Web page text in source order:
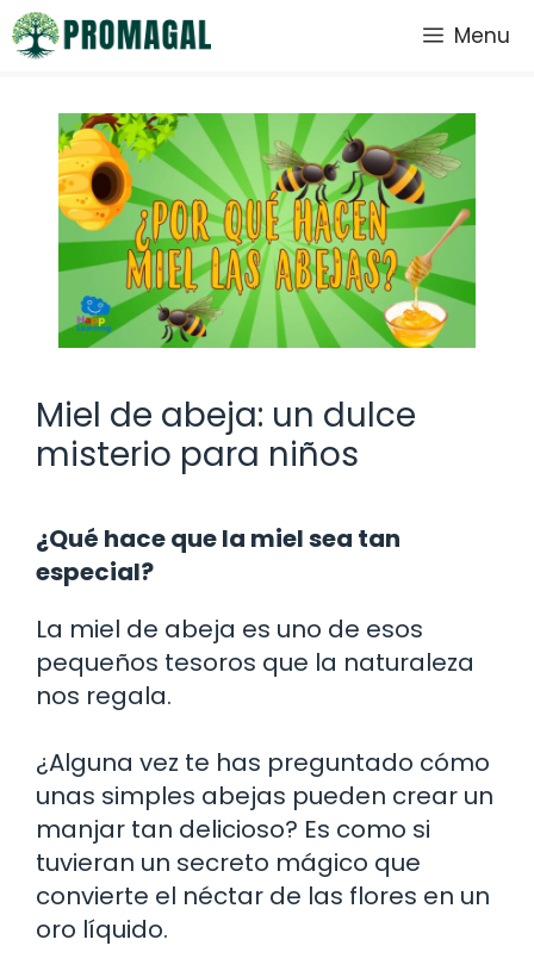
Saltar
al
Menu
Miel de abeja: un dulce
misterio para niños
¿Qué hace que la miel sea tan
especial?
La miel de abeja es uno de esos
pequeños tesoros que la naturaleza
nos regala.
¿Alguna vez te has preguntado cómo
unas simples abejas pueden crear un
manjar tan delicioso? Es como si
tuvieran un secreto mágico que
convierte el néctar de las flores en un
oro líquido.